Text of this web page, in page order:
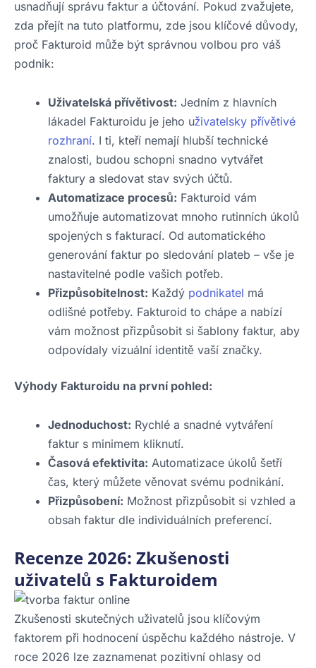
usnadňují správu faktur a účtování. Pokud zvažujete,
zda přejít na tuto platformu, zde jsou klíčové důvody,
proč Fakturoid může být správnou volbou pro váš
podnik:
Uživatelská přívětivost: Jedním z hlavních
lákadel Fakturoidu je jeho uživatelsky přívětivé
rozhraní. I ti, kteří nemají hlubší technické
znalosti, budou schopni snadno vytvářet
faktury a sledovat stav svých účtů.
Automatizace procesů: Fakturoid vám
umožňuje automatizovat mnoho rutinních úkolů
spojených s fakturací. Od automatického
generování faktur po sledování plateb – vše je
nastavitelné podle vašich potřeb.
Přizpůsobitelnost: Každý podnikatel má
odlišné potřeby. Fakturoid to chápe a nabízí
vám možnost přizpůsobit si šablony faktur, aby
odpovídaly vizuální identitě vaší značky.
Výhody Fakturoidu na první pohled:
Jednoduchost: Rychlé a snadné vytváření
faktur s minimem kliknutí.
Časová efektivita: Automatizace úkolů šetří
čas, který můžete věnovat svému podnikání.
Přizpůsobení: Možnost přizpůsobit si vzhled a
obsah faktur dle individuálních preferencí.
Recenze 2026: Zkušenosti
uživatelů s Fakturoidem
Zkušenosti skutečných uživatelů jsou klíčovým
faktorem při hodnocení úspěchu každého nástroje. V
roce 2026 lze zaznamenat pozitivní ohlasy od